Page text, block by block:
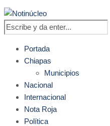
Portada
Chiapas
Municipios
Nacional
Internacional
Nota Roja
Política